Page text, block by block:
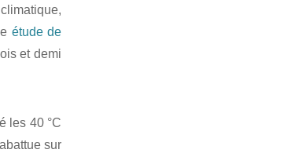
étude de
et demi
les 40 °C
sur